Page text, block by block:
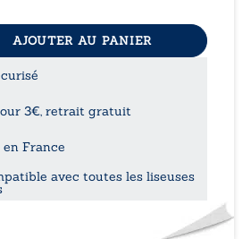
AJOUTER AU PANIER
3€, retrait gratuit
France
avec toutes les liseuses